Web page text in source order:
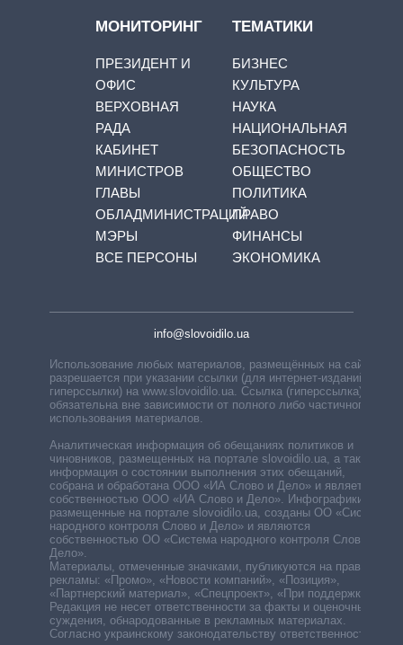
МОНИТОРИНГ
ПРЕЗИДЕНТ И
ОФИС
ВЕРХОВНАЯ
РАДА
КАБИНЕТ
МИНИСТРОВ
ГЛАВЫ
ОБЛАДМИНИСТРАЦИЙ
МЭРЫ
ВСЕ ПЕРСОНЫ
ТЕМАТИКИ
БИЗНЕС
КУЛЬТУРА
НАУКА
НАЦИОНАЛЬНАЯ
БЕЗОПАСНОСТЬ
ОБЩЕСТВО
ПОЛИТИКА
ПРАВО
ФИНАНСЫ
ЭКОНОМИКА
info@slovoidilo.ua
Использование любых материалов, размещённых на сайте,
разрешается при указании ссылки (для интернет-изданий —
гиперссылки) на www.slovoidilo.ua. Ссылка (гиперссылка)
обязательна вне зависимости от полного либо частичного
использования материалов.
Аналитическая информация об обещаниях политиков и
чиновников, размещенных на портале slovoidilo.ua, а также
информация о состоянии выполнения этих обещаний,
собрана и обработана ООО «ИА Слово и Дело» и является
собственностью ООО «ИА Слово и Дело». Инфографики,
размещенные на портале slovoidilo.ua, созданы ОО «Система
народного контроля Слово и Дело» и являются
собственностью ОО «Система народного контроля Слово и
Дело».
Материалы, отмеченные значками, публикуются на правах
рекламы: «Промо», «Новости компаний», «Позиция»,
«Партнерский материал», «Спецпроект», «При поддержке».
Редакция не несет ответственности за факты и оценочные
суждения, обнародованные в рекламных материалах.
Согласно украинскому законодательству ответственность за